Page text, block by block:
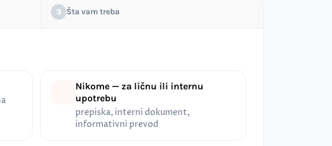
3 Šta vam treba
Nikome — za ličnu ili internu
upotrebu
prepiska, interni dokument,
informativni prevod